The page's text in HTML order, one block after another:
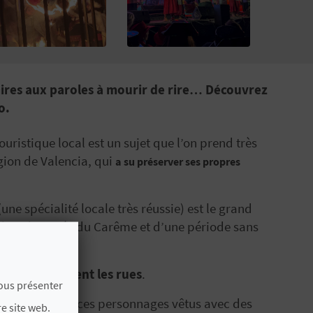
aux paroles à mourir de rire… Découvrez
local est un sujet que l’on prend très
de Valencia, qui a su préserver ses propres
spécialité locale très réussie) est le grand
l’arrivée du Carême et d’une période sans
envahissent les rues.
de défiler : ces personnages vêtus avec des
présenter
site web.